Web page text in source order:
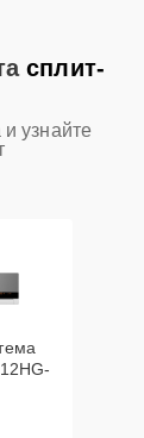
сплит-
узнайте